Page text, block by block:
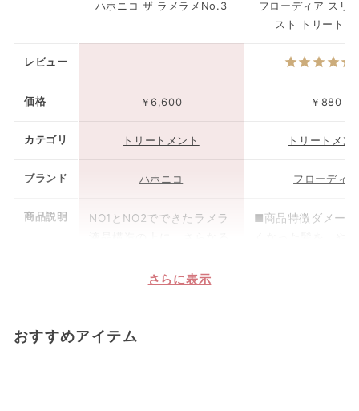
ハホニコ ザ ラメラメNo.3
フローディア スリ
スト トリートメ
レビュー
価格 ￥6,600 ￥880
カテゴリ トリートメント トリートメン
ブランド ハホニコ フローディア
商品説明
NO1とNO2でできたラメラ
す。 ※水分・保湿剤。セラ
ます。
■商品特徴ダメー
さらに表示
おすすめアイテム